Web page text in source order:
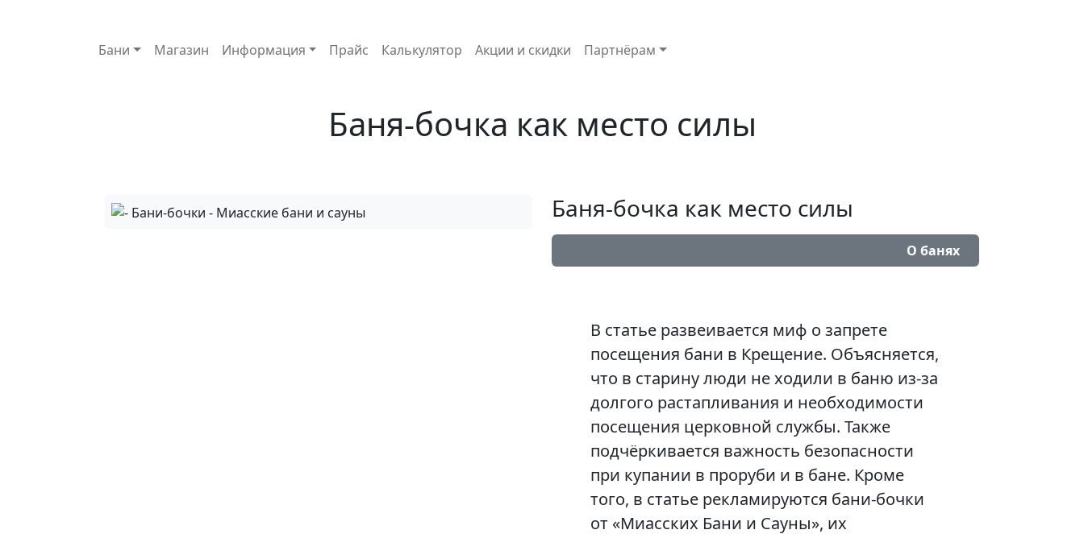
Основная навигация
Бани Магазин Информация Прайс Калькулятор Акции и скидки Партнёрам
Баня-бочка как место силы
Баня-бочка как место силы
О банях
В статье развеивается миф о запрете
посещения бани в Крещение. Объясняется,
что в старину люди не ходили в баню из-за
долгого растапливания и необходимости
посещения церковной службы. Также
подчёркивается важность безопасности
при купании в проруби и в бане. Кроме
того, в статье рекламируются бани-бочки
от «Миасских Бани и Сауны», их